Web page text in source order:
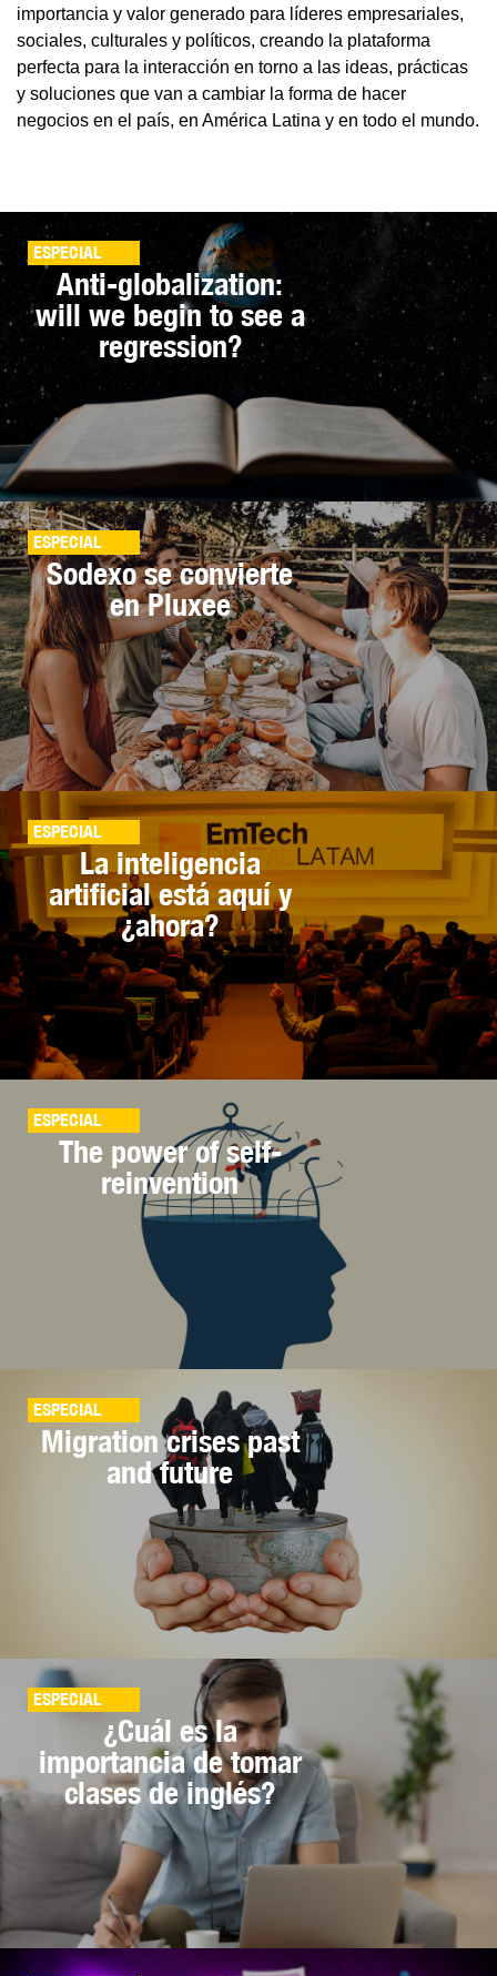
importancia y valor generado para líderes empresariales,
sociales, culturales y políticos, creando la plataforma
perfecta para la interacción en torno a las ideas, prácticas
y soluciones que van a cambiar la forma de hacer
negocios en el país, en América Latina y en todo el mundo.
ESPECIAL
Anti-globalization:
will we begin to see a
regression?
ESPECIAL
Sodexo se convierte
en Pluxee
ESPECIAL
La inteligencia
artificial está aquí y
¿ahora?
ESPECIAL
The power of self-
reinvention
ESPECIAL
Migration crises past
and future
ESPECIAL
¿Cuál es la
importancia de tomar
clases de inglés?